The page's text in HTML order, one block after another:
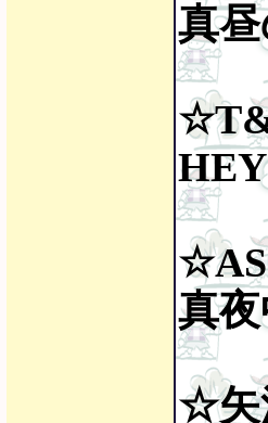
真
真
☆矢